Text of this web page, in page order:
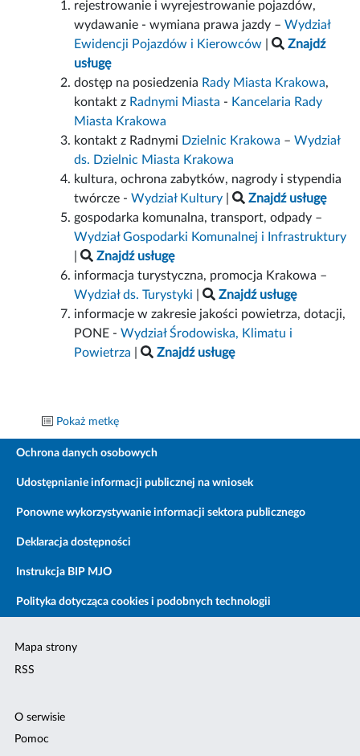
rejestrowanie i wyrejestrowanie pojazdów,
wydawanie - wymiana prawa jazdy –Wydział
Ewidencji Pojazdów i Kierowców |
Znajdź
usługę
dostęp na posiedzenia Rady Miasta Krakowa,
kontakt z Radnymi Miasta - Kancelaria Rady
Miasta Krakowa
kontakt z Radnymi Dzielnic Krakowa –Wydział
ds. Dzielnic Miasta Krakowa
kultura, ochrona zabytków, nagrody i stypendia
twórcze -Wydział Kultury |
Znajdź usługę
gospodarka komunalna, transport, odpady –
Wydział Gospodarki Komunalnej i Infrastruktury
|
Znajdź usługę
informacja turystyczna, promocja Krakowa –
Wydział ds. Turystyki |
Znajdź usługę
informacje w zakresie jakości powietrza, dotacji,
PONE -Wydział Środowiska, Klimatu i
Powietrza | Znajdź usługę
Pokaż metkę
Ochrona danych osobowych
Udostępnianie informacji publicznej na wniosek
Ponowne wykorzystywanie informacji sektora publicznego
Deklaracja dostępności
Instrukcja BIP MJO
Polityka dotycząca cookies i podobnych technologii
Mapa strony
RSS
O serwisie
Pomoc